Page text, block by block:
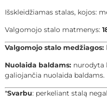
Išskleidžiamas stalas, kojos:
Valgomojo stalo matmenys:
Valgomojo stalo medžiagos:
Nuolaida baldams: nurodyta
galiojančia nuolaida baldams.
*Svarbu: perkeliant stalą